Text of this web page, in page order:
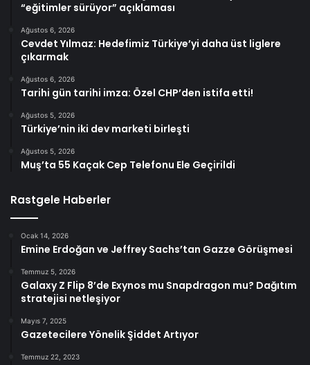
“eğitimler sürüyor” açıklaması
Ağustos 6, 2026
Cevdet Yılmaz: Hedefimiz Türkiye’yi daha üst liglere
çıkarmak
Ağustos 6, 2026
Tarihi gün tarihi imza: Özel CHP’den istifa etti!
Ağustos 5, 2026
Türkiye’nin iki dev marketi birleşti
Ağustos 5, 2026
Muş’ta 55 Kaçak Cep Telefonu Ele Geçirildi
Rastgele Haberler
Ocak 14, 2026
Emine Erdoğan ve Jeffrey Sachs’tan Gazze Görüşmesi
Temmuz 5, 2026
Galaxy Z Flip 8’de Exynos mu Snapdragon mu? Dağıtım
stratejisi netleşiyor
Mayıs 7, 2025
Gazetecilere Yönelik Şiddet Artıyor
Temmuz 22, 2023